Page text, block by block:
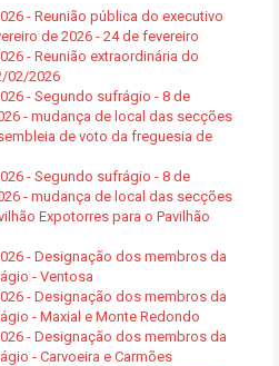
- Reunião pública do executivo
de 2026 - 24 de fevereiro
- Reunião extraordinária do
02/2026
- Segundo sufrágio - 8 de
- mudança de local das secções
de voto da freguesia de
- Segundo sufrágio - 8 de
- mudança de local das secções
Expotorres para o Pavilhão
- Designação dos membros da
- Ventosa
- Designação dos membros da
- Maxial e Monte Redondo
- Designação dos membros da
- Carvoeira e Carmões